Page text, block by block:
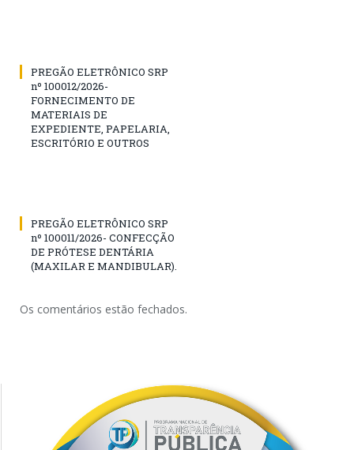
PREGÃO ELETRÔNICO SRP
nº 100012/2026-
FORNECIMENTO DE
MATERIAIS DE
EXPEDIENTE, PAPELARIA,
ESCRITÓRIO E OUTROS
PREGÃO ELETRÔNICO SRP
nº 100011/2026- CONFECÇÃO
DE PRÓTESE DENTÁRIA
(MAXILAR E MANDIBULAR).
Os comentários estão fechados.